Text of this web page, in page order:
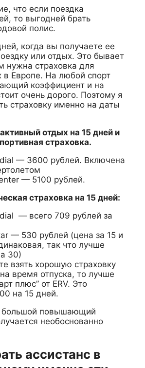
что если поездка
то выгодней брать
полис.
когда вы получаете ее
или отдых. Это бывает
нужна страховка для
в Европе. На любой спорт
коэффициент и на
очень дорого. Поэтому я
страховку именно на даты
отдых на 15 дней и
страховка.
— 3600 рублей. Включена
— 5100 рублей.
страховка на 15 дней:
— всего 709 рублей за
— 530 рублей (цена за 15 и
так что лучше
30)
взять хорошую страховку
время отпуска, то лучше
плюс” от ERV. Это
на 15 дней.
большой повышающий
необоснованно
ассистанс в